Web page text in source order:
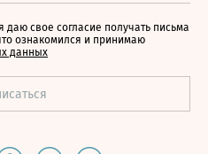
свое согласие получать письма
ознакомился и принимаю
данных